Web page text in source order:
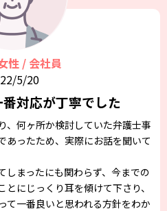
5/20
対応が丁寧でした
、何ヶ所か検討していた弁護士事
あったため、実際にお話を聞いて
しまったにも関わらず、今までの
にじっくり耳を傾けて下さり、
て一番良いと思われる方針をわか
性 / 会社員